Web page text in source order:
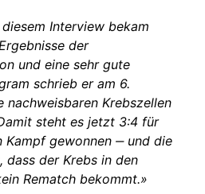
Interview bekam
der
und eine sehr gute
schrieb er am 6.
nachweisbaren Krebszellen
steht es jetzt 3:4 für
Kampf gewonnen ‒ und die
dass der Krebs in den
Rematch bekommt.»